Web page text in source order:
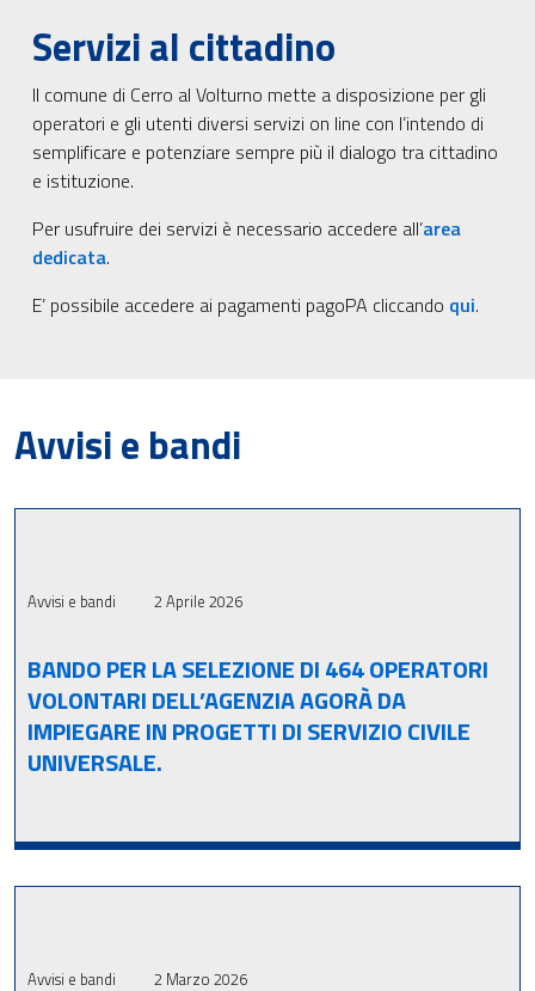
Servizi al cittadino
Il comune di Cerro al Volturno mette a disposizione per gli
operatori e gli utenti diversi servizi on line con l’intendo di
semplificare e potenziare sempre più il dialogo tra cittadino
e istituzione.
Per usufruire dei servizi è necessario accedere all’area
dedicata.
E’ possibile accedere ai pagamenti pagoPA cliccando qui.
Avvisi e bandi
Avvisi e bandi 2 Aprile 2026
BANDO PER LA SELEZIONE DI 464 OPERATORI
VOLONTARI DELL’AGENZIA AGORÀ DA
IMPIEGARE IN PROGETTI DI SERVIZIO CIVILE
UNIVERSALE.
Avvisi e bandi 2 Marzo 2026